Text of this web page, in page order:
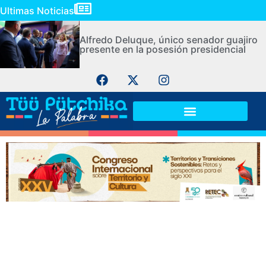
Ultimas Noticias
Alfredo Deluque, único senador guajiro
presente en la posesión presidencial